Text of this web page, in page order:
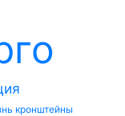
кронштейны